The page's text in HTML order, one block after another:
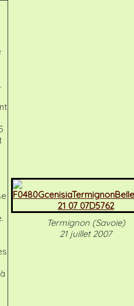
Termignon (Savoie)
21 juillet 2007